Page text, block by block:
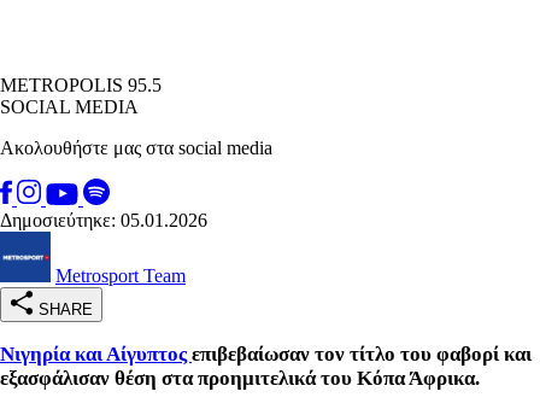
METROPOLIS 95.5
SOCIAL MEDIA
Ακολουθήστε μας στα social media
Δημοσιεύτηκε: 05.01.2026
Metrosport Team
SHARE
Νιγηρία και Αίγυπτοςεπιβεβαίωσαν τον τίτλο του φαβορί και
εξασφάλισαν θέση στα προημιτελικά του Κόπα Άφρικα.